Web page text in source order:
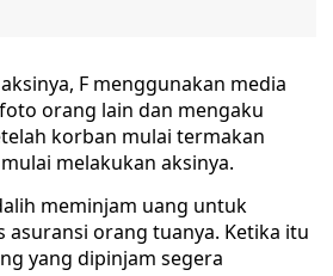
F menggunakan media
orang lain dan mengaku
korban mulai termakan
melakukan aksinya.
meminjam uang untuk
asuransi orang tuanya. Ketika itu
yang dipinjam segera